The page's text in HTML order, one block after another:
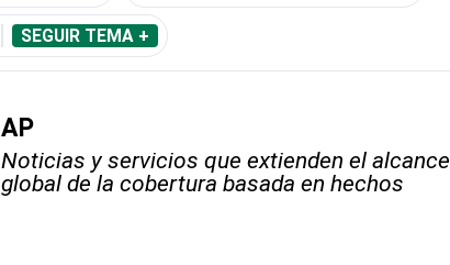
SEGUIR TEMA +
AP
Noticias y servicios que extienden el alcance
global de la cobertura basada en hechos